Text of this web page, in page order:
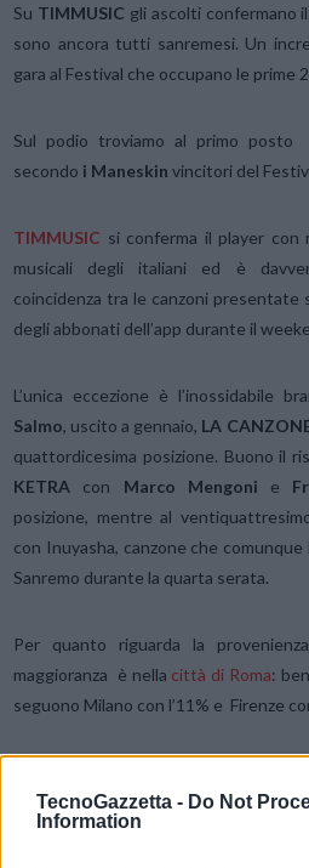
TecnoGazzetta - Do Not
Information
Su TIMMUSIC gli ascolti confermano
sono ancora tutti sanremesi. Un
gara al Festival che occupano le prime
Sul podio troviamo al primo
secondo i Maneskin vincitori del
TIMMUSIC si conferma il player
musicali degli italiani ed è
coincidenza tra le canzoni presentate
degli abbonati dell’app durante il
L’unica eccezione è l’inossidabile
Salmo, uscito a gennaio, LA
quattordicesima posizione. Buono il
KETRA con Marco Mengoni e
posizione, mentre al
con Inuyasha, canzone che
Sanremo durante la quarta serata.
Per quanto riguarda la
maggioranza è nella città di Roma:
seguono Milano con l’11% e Firenze
Sanremo”il quiz musicale in
possibile mettersi alla prova per